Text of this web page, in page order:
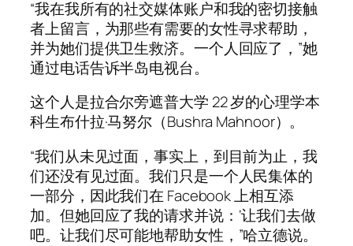
“我在我所有的社交媒体账户和我的密切接触
者上留言，为那些有需要的女性寻求帮助，
并为她们提供卫生救济。一个人回应了，”她
通过电话告诉半岛电视台。
这个人是拉合尔旁遮普大学 22 岁的心理学本
科生布什拉·马努尔（Bushra Mahnoor）。
“我们从未见过面，事实上，到目前为止，我
们还没有见过面。我们只是一个人民集体的
一部分，因此我们在 Facebook 上相互添
加。但她回应了我的请求并说：‘让我们去做
吧。让我们尽可能地帮助女性，”哈立德说。